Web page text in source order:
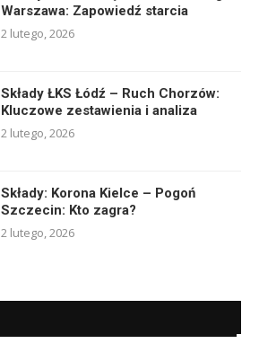
Warszawa: Zapowiedź starcia
2 lutego, 2026
Składy ŁKS Łódź – Ruch Chorzów:
Kluczowe zestawienia i analiza
2 lutego, 2026
Składy: Korona Kielce – Pogoń
Szczecin: Kto zagra?
2 lutego, 2026